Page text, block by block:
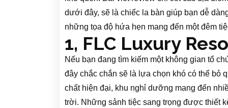
dưới đây, sẽ là chiếc la bàn giúp bạn dễ
những tọa độ hứa hẹn mang đến một đêm
1, FLC Luxury
Nếu bạn đang tìm kiếm một không gian tổ
đây chắc chắn sẽ là lựa chọn khó có thể bỏ
chất hiện đại, khu nghỉ dưỡng mang đến
trời. Những sảnh tiệc sang trọng được thiết